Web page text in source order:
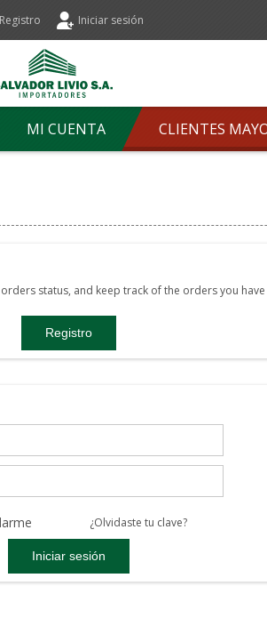
Registro Iniciar sesión
MI CUENTA CLIENTES
status, and keep track of the orders you
¿Olvidaste tu clave?